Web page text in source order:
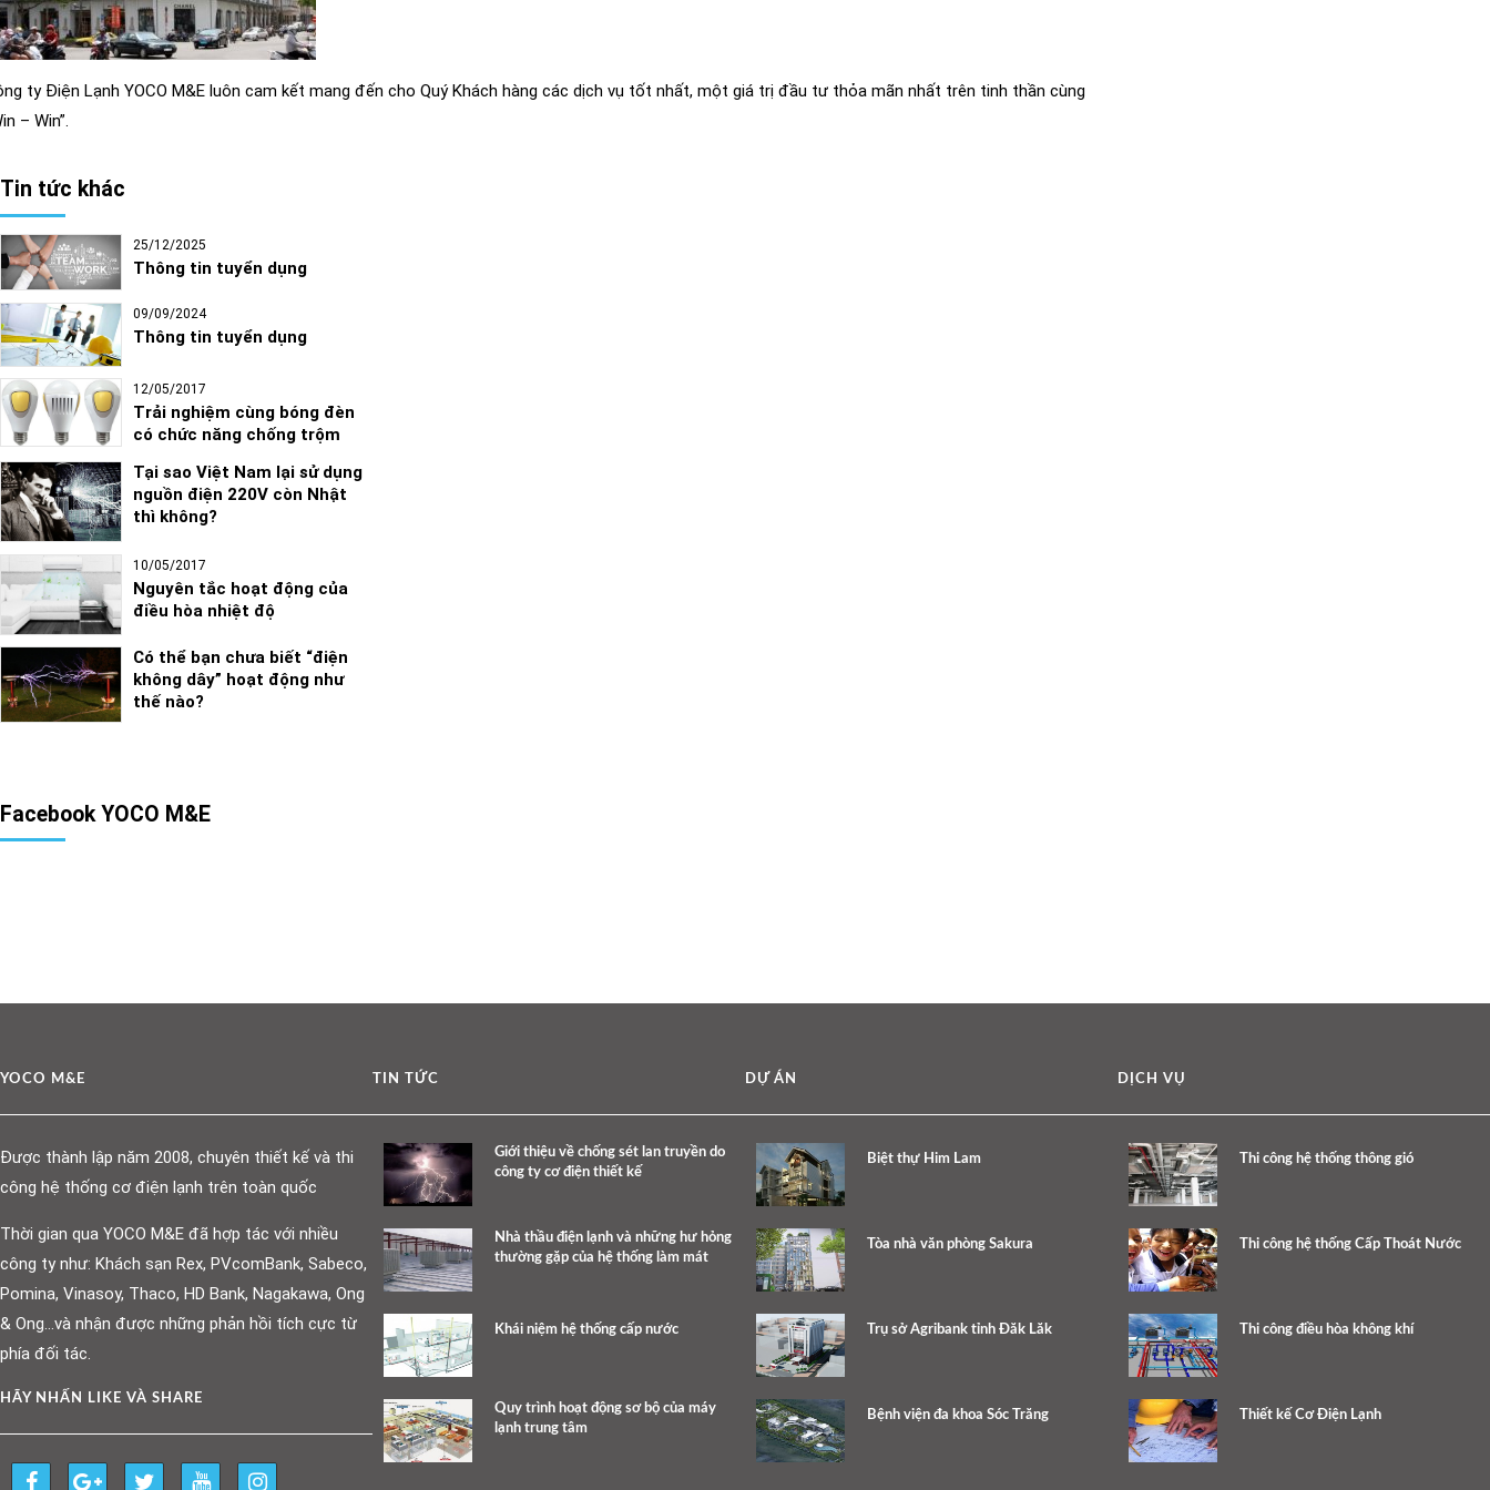
ty Điện Lạnh YOCO M&E luôn cam kết mang đến cho Quý Khách hàng các dịch vụ tốt nhất, một giá trị đầu tư thỏa mãn nhất trên tinh thần cùng
– Win”.
Tin tức khác
25/12/2025
Thông tin tuyển dụng
09/09/2024
Thông tin tuyển dụng
12/05/2017
Trải nghiệm cùng bóng đèn
có chức năng chống trộm
Tại sao Việt Nam lại sử dụng
nguồn điện 220V còn Nhật
thì không?
10/05/2017
Nguyên tắc hoạt động của
điều hòa nhiệt độ
Có thể bạn chưa biết “điện
không dây” hoạt động như
thế nào?
Facebook YOCO M&E
YOCO M&E
Được thành lập năm 2008, chuyên thiết kế và thi
công hệ thống cơ điện lạnh trên toàn quốc
Thời gian qua YOCO M&E đã hợp tác với nhiều
công ty như: Khách sạn Rex, PVcomBank, Sabeco,
Pomina, Vinasoy, Thaco, HD Bank, Nagakawa, Ong
& Ong…và nhận được những phản hồi tích cực từ
phía đối tác.
HÃY NHẤN LIKE VÀ SHARE
TIN TỨC
Giới thiệu về chống sét lan truyền do
công ty cơ điện thiết kế
Nhà thầu điện lạnh và những hư hỏng
thường gặp của hệ thống làm mát
Khái niệm hệ thống cấp nước
Quy trình hoạt động sơ bộ của máy
lạnh trung tâm
DỰ ÁN
Biệt thự Him Lam
Tòa nhà văn phòng Sakura
Trụ sở Agribank tỉnh Đăk Lăk
Bệnh viện đa khoa Sóc Trăng
DỊCH VỤ
Thi công hệ thống thông gió
Thi công hệ thống Cấp Thoát Nước
Thi công điều hòa không khí
Thiết kế Cơ Điện Lạnh